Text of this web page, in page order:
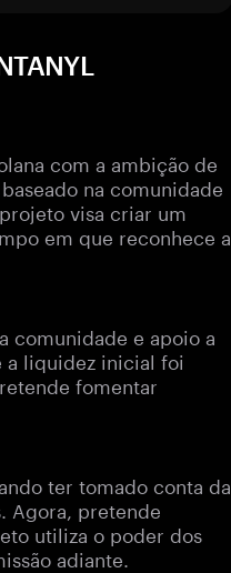
com a ambição de
na comunidade
visa criar um
em que reconhece a
comunidade e apoio a
a liquidez inicial foi
fomentar
ter tomado conta da
Agora, pretende
utiliza o poder dos
adiante.